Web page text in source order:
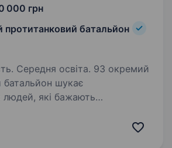
000 грн
протитанковий батальйон
освіта. 93 окремий
батальйон шукає
людей, які бажають
ПІЛОТ (оператор)